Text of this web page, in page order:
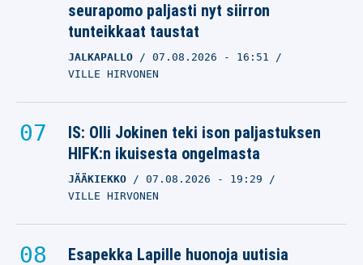
seurapomo paljasti nyt siirron
tunteikkaat taustat
JALKAPALLO 07.08.2026 - 16:51
VILLE HIRVONEN
IS: Olli Jokinen teki ison paljastuksen
HIFK:n ikuisesta ongelmasta
JÄÄKIEKKO 07.08.2026 - 19:29
VILLE HIRVONEN
Esapekka Lapille huonoja uutisia